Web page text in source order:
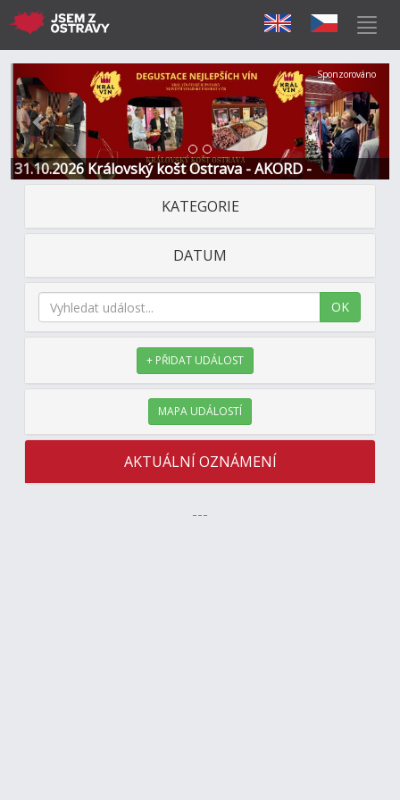
31.10.2026 Královský košt Ostrava - AKORD -
Restaurace a Hotel
Předchozí Další
Sponzorováno
KATEGORIE
DATUM
OK
+ PŘIDAT UDÁLOST
MAPA UDÁLOSTÍ
AKTUÁLNÍ OZNÁMENÍ
---